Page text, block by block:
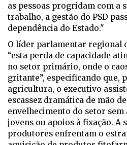
as pessoas progridam com a
trabalho, a gestão do PSD
dependência do Estado."
O líder parlamentar regional
“esta perda de capacidade
no setor primário, onde o
gritante”, especificando que,
agricultura, o executivo
escassez dramática de mão
envelhecimento do setor
jovens ou apoios à fixação. A
produtores enfrentam o